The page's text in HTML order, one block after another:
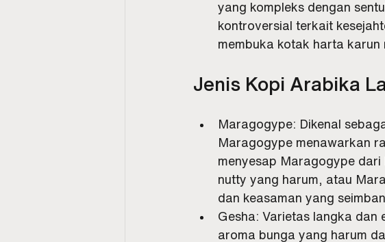
yang kompleks dengan
kontroversial terkait
membuka kotak harta
Jenis Kopi Arabika
Maragogype: Dikenal
Maragogype menawarkan
menyesap Maragogype
nutty yang harum, atau
dan keasaman yang
Gesha: Varietas langka dan
aroma bunga yang harum